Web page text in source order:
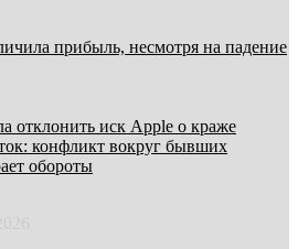
прибыль, несмотря на падение
отклонить иск Apple о краже
конфликт вокруг бывших
обороты